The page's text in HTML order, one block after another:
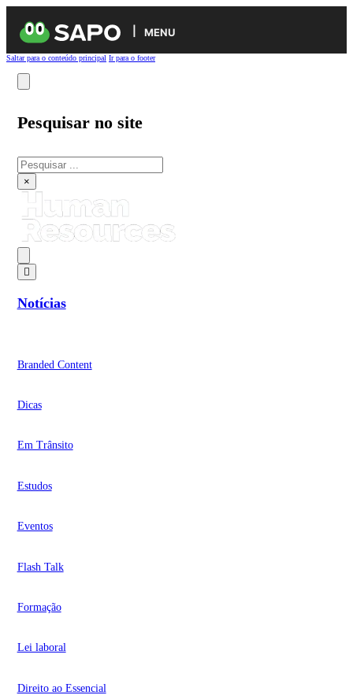
MENU
Saltar para o conteúdo principal Ir para o footer
Pesquisar no site
Pesquisar
×
Notícias
Branded Content
Dicas
Em Trânsito
Estudos
Eventos
Flash Talk
Formação
Lei laboral
Direito ao Essencial